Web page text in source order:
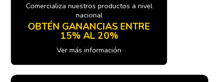
Comercializa nuestros productos a nivel
nacional
OBTÉN GANANCIAS ENTRE
15% AL 20%
Ver más información